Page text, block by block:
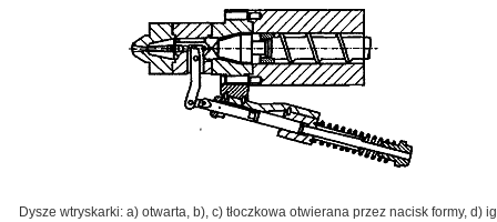
Dysze wtryskarki: a) otwarta, b), c) tłoczkowa otwierana przez nacisk formy, d)